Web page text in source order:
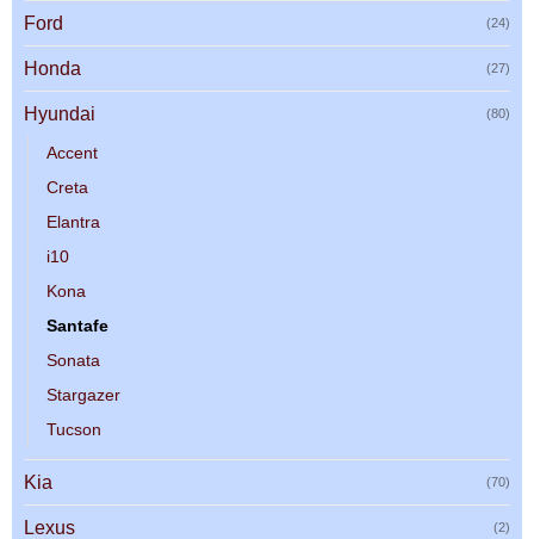
Ford (24)
Honda (27)
Hyundai (80)
Accent
Creta
Elantra
i10
Kona
Santafe
Sonata
Stargazer
Tucson
Kia (70)
Lexus (2)